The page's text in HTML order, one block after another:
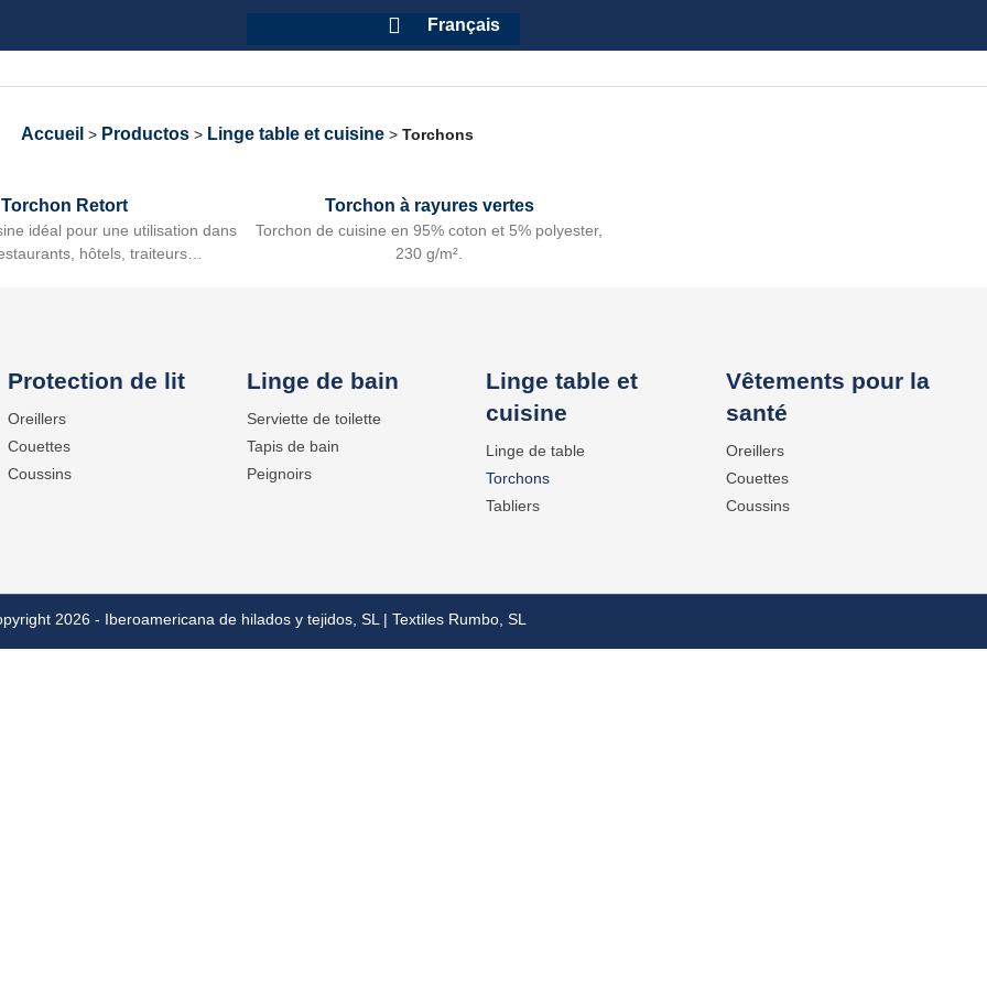
Français
Accueil > Productos> Linge table et cuisine> Torchons
Torchon Retort
idéal pour une utilisation dans
hôtels, traiteurs…
Torchon à rayures vertes
Torchon de cuisine en 95% coton et 5% polyester,
230 g/m².
Protection de lit
Oreillers
Couettes
Coussins
Linge de bain
Serviette de toilette
Tapis de bain
Peignoirs
Linge table et
cuisine
Linge de table
Torchons
Tabliers
Vêtements pour la
santé
Oreillers
Couettes
Coussins
2026 - Iberoamericana de hilados y tejidos, SL | Textiles Rumbo, SL